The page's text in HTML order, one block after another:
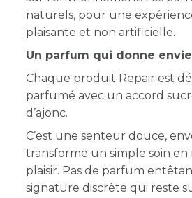
naturels, pour une
plaisante et non artificielle.
Un parfum qui donne envie
Chaque produit Repair est
parfumé avec un accord
d’ajonc.
C’est une senteur douce,
transforme un simple soin
plaisir. Pas de parfum
signature discrète qui reste